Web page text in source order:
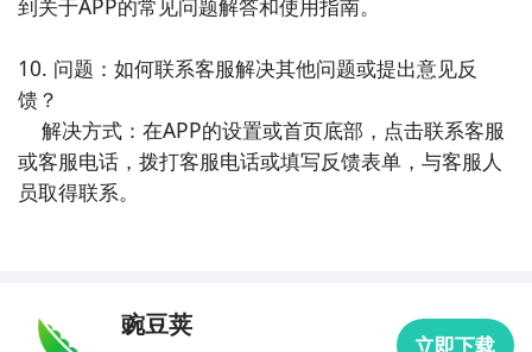
10. 问题：如何联系客服解决其他问题或提出意见反
馈？
或客服电话，拨打客服电话或填写反馈表单，与客服人
员取得联系。
豌豆荚
立即下载